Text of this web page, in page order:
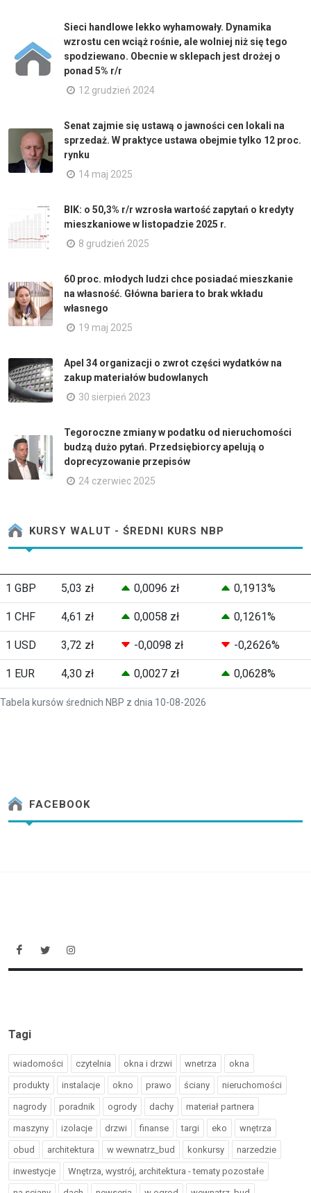
Sieci handlowe lekko wyhamowały. Dynamika
wzrostu cen wciąż rośnie, ale wolniej niż się tego
spodziewano. Obecnie w sklepach jest drożej o
ponad 5% r/r
12 grudzień 2024
Senat zajmie się ustawą o jawności cen lokali na
sprzedaż. W praktyce ustawa obejmie tylko 12 proc.
rynku
14 maj 2025
BIK: o 50,3% r/r wzrosła wartość zapytań o kredyty
mieszkaniowe w listopadzie 2025 r.
8 grudzień 2025
60 proc. młodych ludzi chce posiadać mieszkanie
na własność. Główna bariera to brak wkładu
własnego
19 maj 2025
Apel 34 organizacji o zwrot części wydatków na
zakup materiałów budowlanych
30 sierpień 2023
Tegoroczne zmiany w podatku od nieruchomości
budzą dużo pytań. Przedsiębiorcy apelują o
doprecyzowanie przepisów
24 czerwiec 2025
KURSY WALUT - ŚREDNI KURS NBP
Tabela kursów średnich NBP z dnia 10-08-2026
1 GBP 5,03 zł 0,0096 zł 0,1913%
1 CHF 4,61 zł 0,0058 zł 0,1261%
1 USD 3,72 zł -0,0098 zł -0,2626%
1 EUR 4,30 zł 0,0027 zł 0,0628%
FACEBOOK
Tagi
wiadomości czytelnia okna i drzwi wnetrza okna
produkty instalacje okno prawo ściany nieruchomości
nagrody poradnik ogrody dachy materiał partnera
maszyny izolacje drzwi finanse targi eko wnętrza
obud architektura w wewnatrz_bud konkursy narzedzie
inwestycje Wnętrza, wystrój, architektura - tematy pozostałe